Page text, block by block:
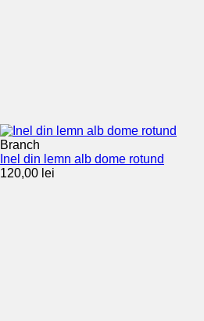
Branch
Inel din lemn alb dome rotund
120,00 lei